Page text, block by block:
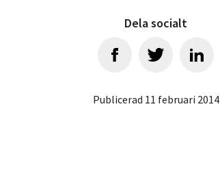
Dela socialt
Publicerad 11 februari 2014